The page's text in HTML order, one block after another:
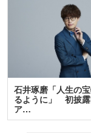
石井琢磨「人生の
るように」 初披露
ア…